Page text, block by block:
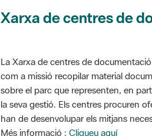
Xarxa de centres de
La Xarxa de centres de
com a missió recopilar material
sobre el parc que representen, en
la seva gestió. Els centres procuren
han de desenvolupar els mitjans
Més informació : Cliqueu aquí